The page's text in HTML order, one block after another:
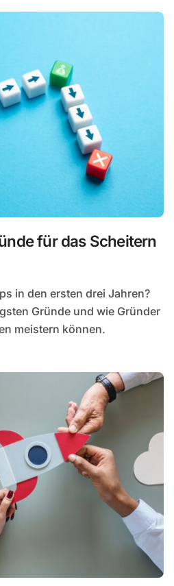
für das Scheitern
Gründe und wie Gründer
meistern können.